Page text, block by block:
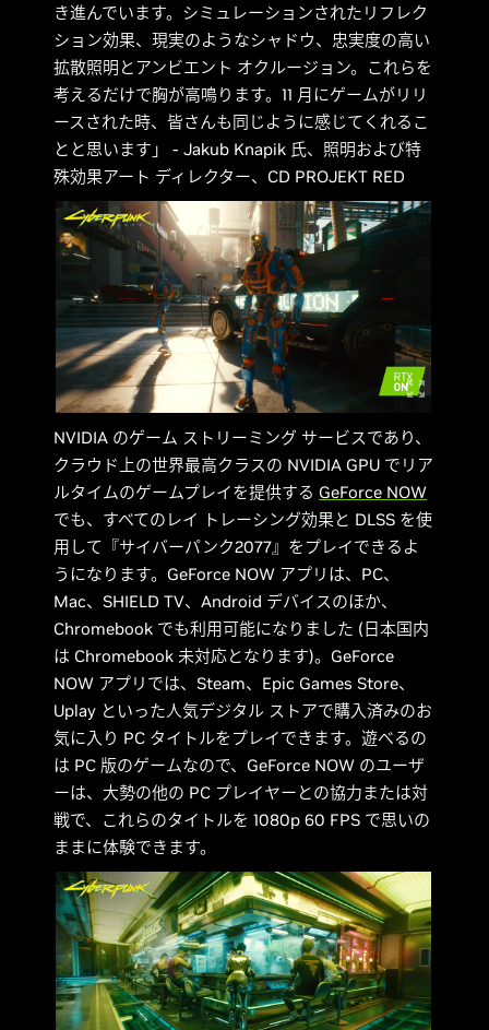
き進んでいます。シミュレーションされたリフレク
ション効果、現実のようなシャドウ、忠実度の高い
拡散照明とアンビエント オクルージョン。これらを
考えるだけで胸が高鳴ります。11 月にゲームがリリ
ースされた時、皆さんも同じように感じてくれるこ
とと思います」 - Jakub Knapik 氏、照明および特
殊効果アート ディレクター、CD PROJEKT RED
NVIDIA のゲーム ストリーミング サービスであり、
クラウド上の世界最高クラスの NVIDIA GPU でリア
ルタイムのゲームプレイを提供する GeForce NOW
でも、すべてのレイ トレーシング効果と DLSS を使
用して『サイバーパンク2077』をプレイできるよ
うになります。GeForce NOW アプリは、PC、
Mac、SHIELD TV、Android デバイスのほか、
Chromebook でも利用可能になりました (日本国内
は Chromebook 未対応となります)。GeForce
NOW アプリでは、Steam、Epic Games Store、
Uplay といった人気デジタル ストアで購入済みのお
気に入り PC タイトルをプレイできます。遊べるの
は PC 版のゲームなので、GeForce NOW のユーザ
ーは、大勢の他の PC プレイヤーとの協力または対
戦で、これらのタイトルを 1080p 60 FPS で思いの
ままに体験できます。